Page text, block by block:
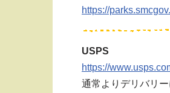
https://
USPS
https://
通常よりデリバリ